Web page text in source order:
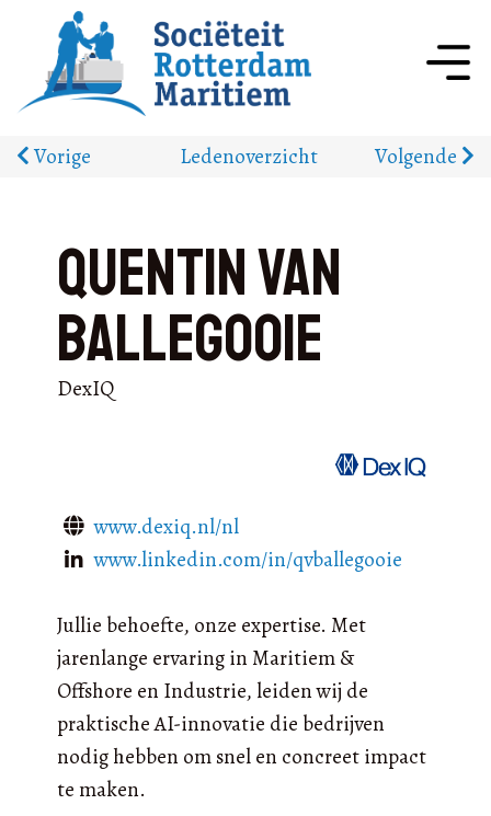
Vorige Ledenoverzicht Volgende
Quentin van
Ballegooie
DexIQ
www.dexiq.nl/nl
www.linkedin.com/in/qvballegooie
Jullie behoefte, onze expertise. Met
jarenlange ervaring in Maritiem &
Offshore en Industrie, leiden wij de
praktische AI-innovatie die bedrijven
nodig hebben om snel en concreet impact
te maken.